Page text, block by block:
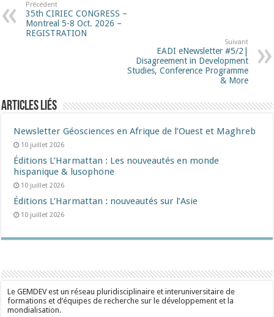
Précédent
35th CIRIEC CONGRESS –
Montreal 5-8 Oct. 2026 –
REGISTRATION
Suivant
EADI eNewsletter #5/2|
Disagreement in Development
Studies, Conference Programme
& More
Articles liés
Newsletter Géosciences en Afrique de l’Ouest et Maghreb
10 juillet 2026
Éditions L’Harmattan : Les nouveautés en monde
hispanique & lusophone
10 juillet 2026
Éditions L’Harmattan : nouveautés sur l’Asie
10 juillet 2026
Le GEMDEV est un réseau pluridisciplinaire et interuniversitaire de
formations et d’équipes de recherche sur le développement et la
mondialisation.